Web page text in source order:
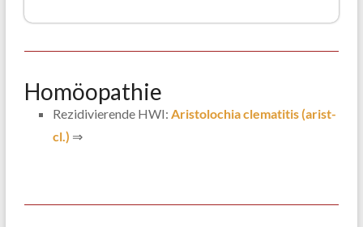
Homöopathie
Rezidivierende HWI: Aristolochia clematitis (arist-
cl.) ⇒